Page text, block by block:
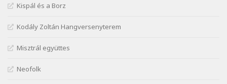
Márai Sándor: Ámen
Szélkiáltó
Márai Sándor: Dalocska
Kispál és a Borz
Kodály Zoltán Hangversenyterem
Misztrál együttes
Neofolk